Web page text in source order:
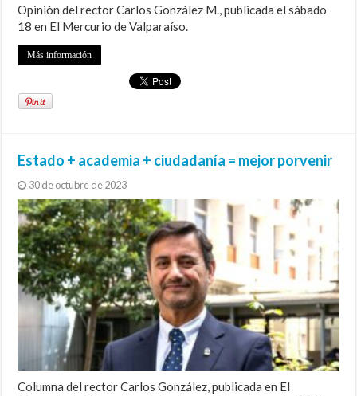
Opinión del rector Carlos González M., publicada el sábado
18 en El Mercurio de Valparaíso.
Más información
Estado + academia + ciudadanía = mejor porvenir
30 de octubre de 2023
Columna del rector Carlos González, publicada en El